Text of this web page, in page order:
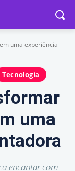
uma experiência
Tecnologia
uma
encantar com